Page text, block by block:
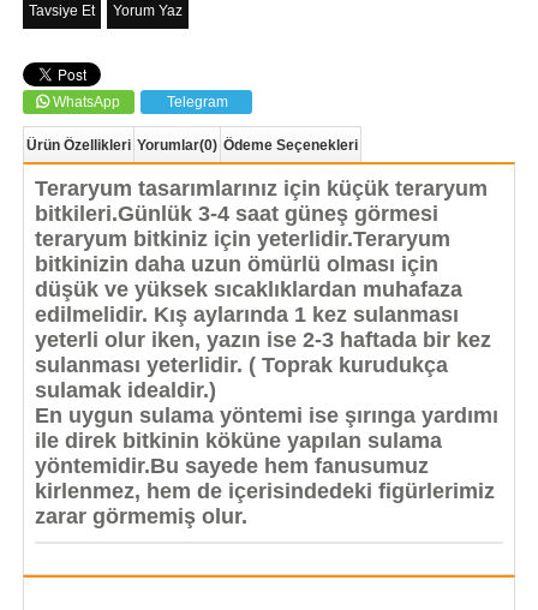
Tavsiye Et Yorum Yaz
WhatsApp Telegram
Ürün Özellikleri Yorumlar(0) Ödeme Seçenekleri
Teraryum tasarımlarınız için küçük teraryum
bitkileri.Günlük 3-4 saat güneş görmesi
teraryum bitkiniz için yeterlidir.Teraryum
bitkinizin daha uzun ömürlü olması için
düşük ve yüksek sıcaklıklardan muhafaza
edilmelidir. Kış aylarında 1 kez sulanması
yeterli olur iken, yazın ise 2-3 haftada bir kez
sulanması yeterlidir. ( Toprak kurudukça
sulamak idealdir.)
En uygun sulama yöntemi ise şırınga yardımı
ile direk bitkinin köküne yapılan sulama
yöntemidir.Bu sayede hem fanusumuz
kirlenmez, hem de içerisindedeki figürlerimiz
zarar görmemiş olur.